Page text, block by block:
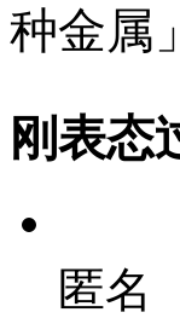
种金属
刚表态
匿名